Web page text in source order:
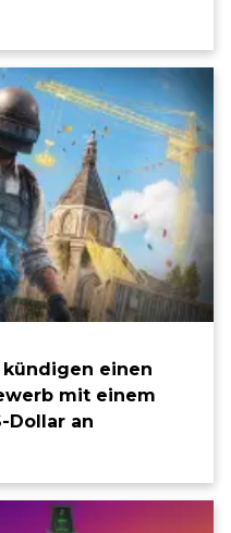
einen
mit einem
Dollar an